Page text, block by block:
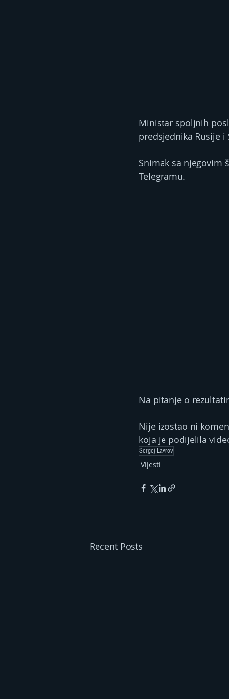
Ministar spoljnih
predsjednika Rusije i
Snimak sa njegovim
Telegramu.
Na pitanje o
Nije izostao ni
koja je podijelila
Sergej Lavrov
Vijesti
Recent Posts